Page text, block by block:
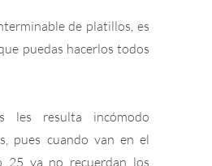
de platillos, es
puedas hacerlos todos
les resulta incómodo
pues cuando van en el
25 ya no recuerdan los